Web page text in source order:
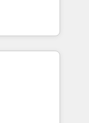
of the
of the
help
Eliteの実装
AIエージェン
ティング・営
ープ会社・部
スのサイロ化
します。意